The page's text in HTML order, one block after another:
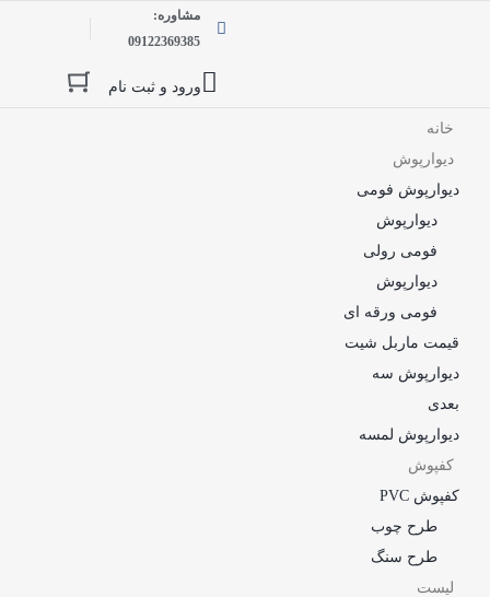
مشاوره:
09122369385
ورود و ثبت نام
خانه
دیوارپوش
دیوارپوش فومی
دیوارپوش
فومی رولی
دیوارپوش
فومی ورقه ای
قیمت ماربل شیت
دیوارپوش سه
بعدی
دیوارپوش لمسه
کفپوش
کفپوش PVC
طرح چوب
طرح سنگ
لیست